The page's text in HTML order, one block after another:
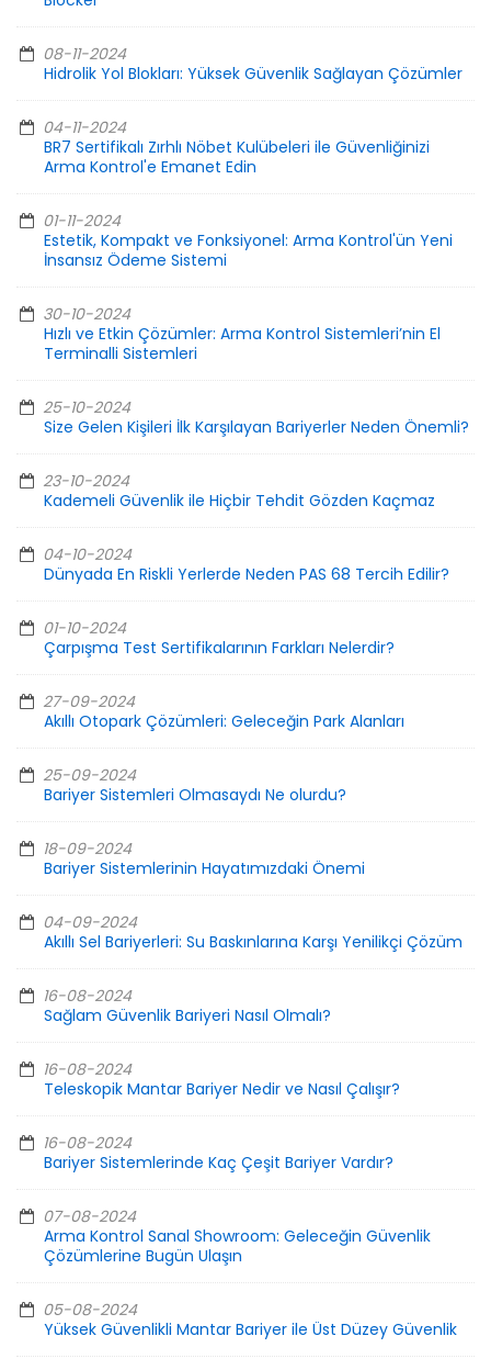
08-11-2024
Hidrolik Yol Blokları: Yüksek Güvenlik Sağlayan Çözümler
04-11-2024
BR7 Sertifikalı Zırhlı Nöbet Kulübeleri ile Güvenliğinizi
Arma Kontrol'e Emanet Edin
01-11-2024
Estetik, Kompakt ve Fonksiyonel: Arma Kontrol'ün Yeni
İnsansız Ödeme Sistemi
30-10-2024
Hızlı ve Etkin Çözümler: Arma Kontrol Sistemleri’nin El
Terminalli Sistemleri
25-10-2024
Size Gelen Kişileri İlk Karşılayan Bariyerler Neden Önemli?
23-10-2024
Kademeli Güvenlik ile Hiçbir Tehdit Gözden Kaçmaz
04-10-2024
Dünyada En Riskli Yerlerde Neden PAS 68 Tercih Edilir?
01-10-2024
Çarpışma Test Sertifikalarının Farkları Nelerdir?
27-09-2024
Akıllı Otopark Çözümleri: Geleceğin Park Alanları
25-09-2024
Bariyer Sistemleri Olmasaydı Ne olurdu?
18-09-2024
Bariyer Sistemlerinin Hayatımızdaki Önemi
04-09-2024
Akıllı Sel Bariyerleri: Su Baskınlarına Karşı Yenilikçi Çözüm
16-08-2024
Sağlam Güvenlik Bariyeri Nasıl Olmalı?
16-08-2024
Teleskopik Mantar Bariyer Nedir ve Nasıl Çalışır?
16-08-2024
Bariyer Sistemlerinde Kaç Çeşit Bariyer Vardır?
07-08-2024
Arma Kontrol Sanal Showroom: Geleceğin Güvenlik
Çözümlerine Bugün Ulaşın
05-08-2024
Yüksek Güvenlikli Mantar Bariyer ile Üst Düzey Güvenlik